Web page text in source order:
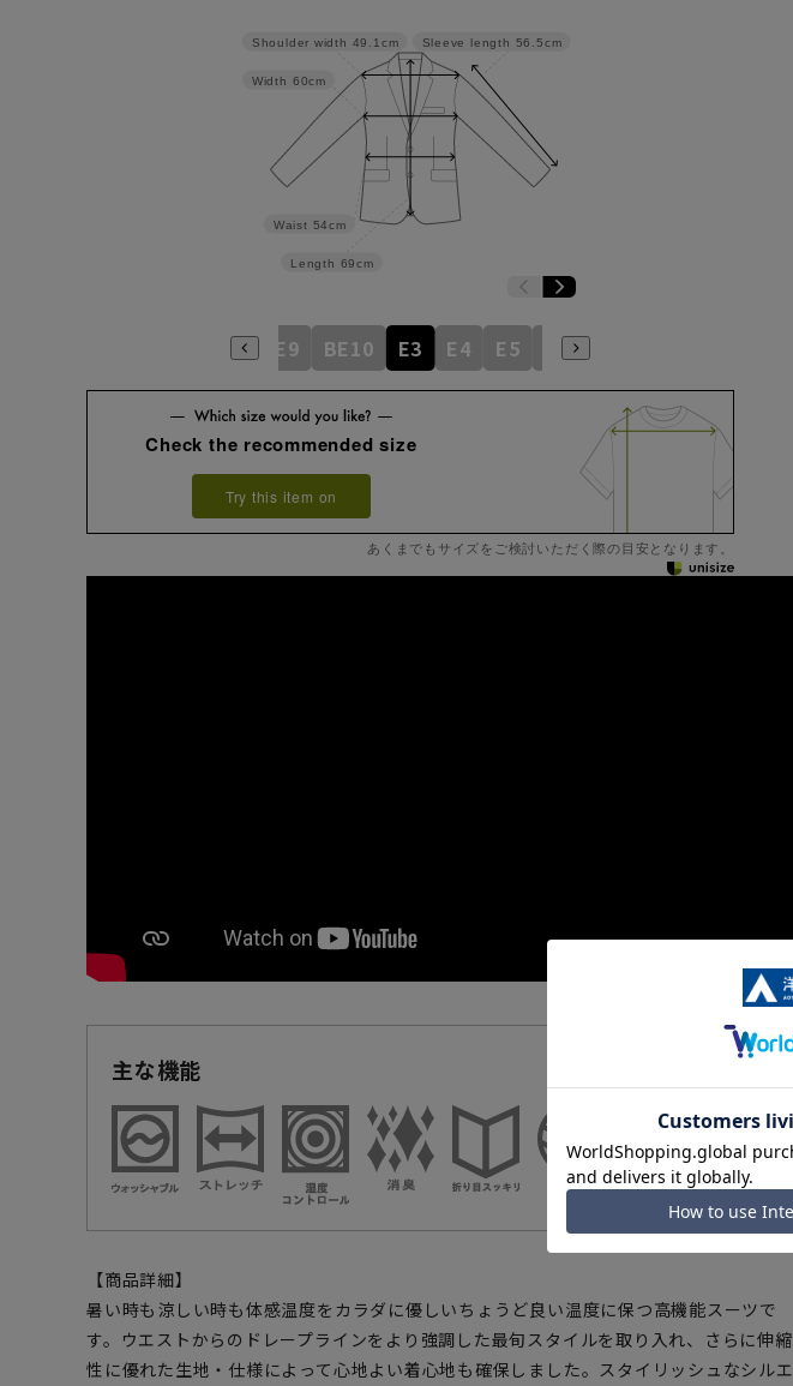
Sleeve length 56.5cm
Length 69cm
Waist 54cm
Width 60cm
Shoulder width 49.1cm
BE8 BE9 BE10 E3 E4 E5 E6
Check the recommended size
Try this item on
あくまでもサイズをご検討いただく際の目安となります。
主な機能
【商品詳細】
暑い時も涼しい時も体感温度をカラダに優しいちょうど良い温度に保つ高機能スーツで
す。ウエストからのドレープラインをより強調した最旬スタイルを取り入れ、さらに伸縮
性に優れた生地・仕様によって心地よい着心地も確保しました。スタイリッシュなシルエ